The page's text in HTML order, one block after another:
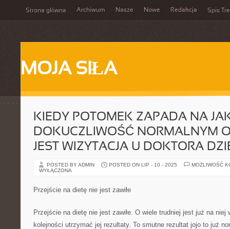
Strona główna Archiwum Nasze Nowe Redakcja Spis
MOJA SIŁA
KIEDY POTOMEK ZAPADA NA
DOKUCZLIWOŚĆ NORMALNYM
JEST WIZYTACJA U DOKTORA
POSTED BY ADMIN POSTED ON LIP - 10 - 2025
MOŻLIWOŚĆ
WYŁĄCZONA
Przejście na dietę nie jest zawiłe
Przejście na dietę nie jest zawiłe. O wiele trudniej jest już na niej
kolejności utrzymać jej rezultaty. To smutne rezultat jojo to już